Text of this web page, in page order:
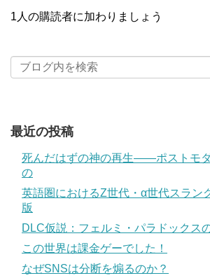
1人の購読者に加わりましょう
最近の投稿
死んだはずの神の再生――ポストモ
の
英語圏におけるZ世代・α世代スラン
版
DLC仮説：フェルミ・パラドックス
この世界は課金ゲーでした！
なぜSNSは分断を煽るのか？